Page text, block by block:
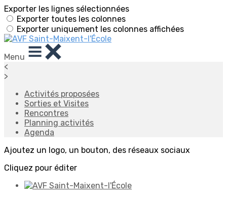
Exporter les lignes sélectionnées
Exporter toutes les colonnes
Exporter uniquement les colonnes affichées
Menu
<
>
Activités proposées
Sorties et Visites
Rencontres
Planning activités
Agenda
Ajoutez un logo, un bouton, des réseaux sociaux
Cliquez pour éditer